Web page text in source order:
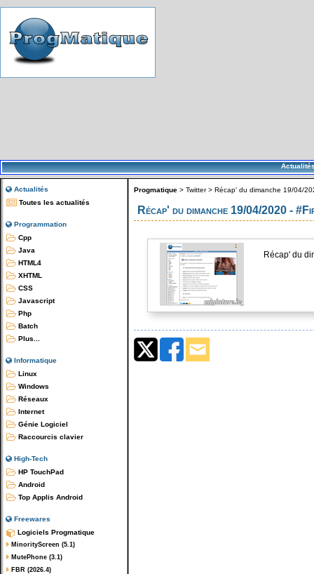
Actualités
Toutes les actualités
Programmation
Cpp
Java
HTML4
XHTML
CSS
Javascript
Php
Batch
Plus...
Informatique
Linux
Windows
Réseaux
Internet
Génie Logiciel
Raccourcis clavier
High-Tech
HP TouchPad
Android
Top Applis Android
Freewares
Logiciels Progmatique
MinorityScreen (5.1)
MutePhone (3.1)
FBR (2026.4)
Progmatique > Twitter> Récap' du dimanche 19/04/
Récap' du dimanche 19/04/2020 -
Récap' du